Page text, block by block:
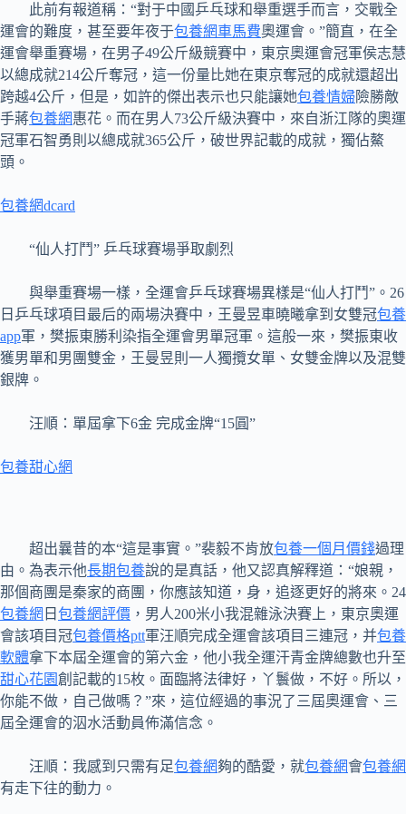
此前有報道稱：“對于中國乒乓球和舉重選手而言，交戰全
運會的難度，甚至要年夜于包養網車馬費奧運會。”簡直，在全
運會舉重賽場，在男子49公斤級競賽中，東京奧運會冠軍侯志慧
以總成就214公斤奪冠，這一份量比她在東京奪冠的成就還超出
跨越4公斤，但是，如許的傑出表示也只能讓她包養情婦險勝敵
手蔣包養網惠花。而在男人73公斤級決賽中，來自浙江隊的奧運
冠軍石智勇則以總成就365公斤，破世界記載的成就，獨佔鰲
頭。
包養網dcard
“仙人打鬥” 乒乓球賽場爭取劇烈
與舉重賽場一樣，全運會乒乓球賽場異樣是“仙人打鬥”。26
日乒乓球項目最后的兩場決賽中，王曼昱車曉曦拿到女雙冠包養
app軍，樊振東勝利染指全運會男單冠軍。這般一來，樊振東收
獲男單和男團雙金，王曼昱則一人獨攬女單、女雙金牌以及混雙
銀牌。
汪順：單屆拿下6金 完成金牌“15圓”
包養甜心網
超出曩昔的本“這是事實。”裴毅不肯放包養一個月價錢過理
由。為表示他長期包養說的是真話，他又認真解釋道：“娘親，
那個商團是秦家的商團，你應該知道，身，追逐更好的將來。24
包養網 日 包養網評價 ，男人200米小我混雜泳決賽上，東京奧運
會該項目冠包養價格ptt軍汪順完成全運會該項目三連冠，并包養
軟體拿下本屆全運會的第六金，他小我全運汗青金牌總數也升至
甜心花園創記載的15枚。面臨將法律好，丫鬟做，不好。所以，
你能不做，自己做嗎？”來，這位經過的事況了三屆奧運會、三
屆全運會的泅水活動員佈滿信念。
汪順：我感到只需有足包養網夠的酷愛，就包養網會包養網
有走下往的動力。